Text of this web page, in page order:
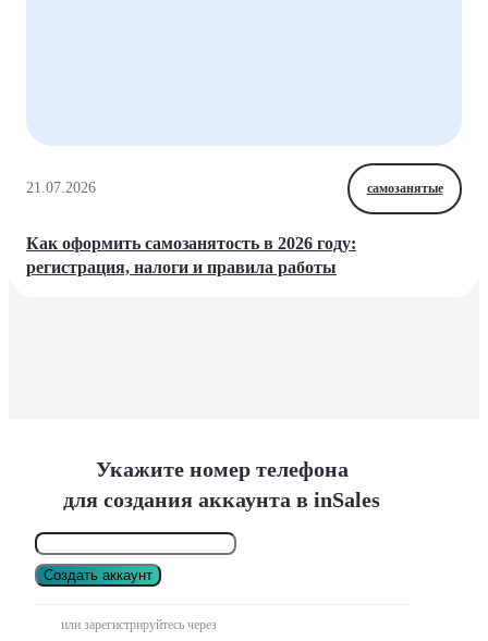
21.07.2026 самозанятые
Как оформить самозанятость в 2026 году:
регистрация, налоги и правила работы
Укажите номер телефона
для создания аккаунта в inSales
Создать аккаунт
или зарегистрируйтесь через